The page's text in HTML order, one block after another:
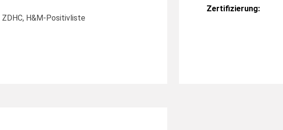
H&M-Positivliste
Zertifizierung: